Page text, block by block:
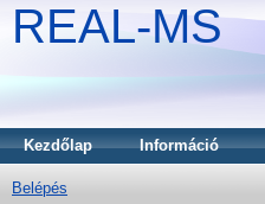
REAL-MS
Kezdőlap Információ
Belépés